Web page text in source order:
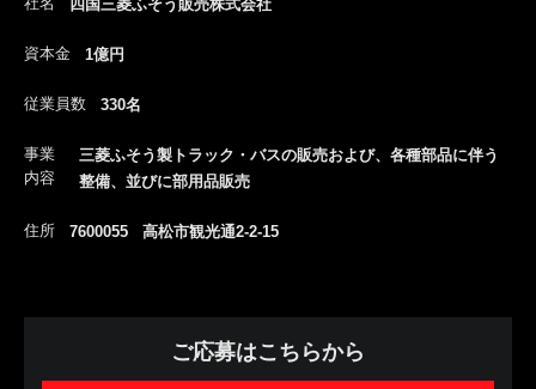
四国三菱ふそう販売株式会社
資本金 1億円
従業員数 330名
事業
内容
三菱ふそう製トラック・バスの販売および、各種部品に伴う
整備、並びに部用品販売
住所 7600055 高松市観光通2-2-15
ご応募はこちらから